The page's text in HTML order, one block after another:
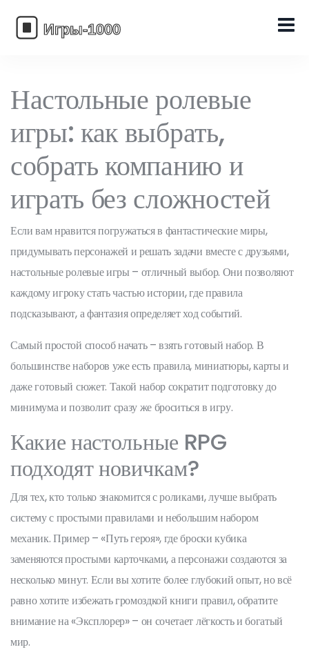
Настольные ролевые
игры: как выбрать,
собрать компанию и
играть без сложностей
Если вам нравится погружаться в фантастические миры,
придумывать персонажей и решать задачи вместе с друзьями,
настольные ролевые игры – отличный выбор. Они позволяют
каждому игроку стать частью истории, где правила
подсказывают, а фантазия определяет ход событий.
Самый простой способ начать – взять готовый набор. В
большинстве наборов уже есть правила, миниатюры, карты и
даже готовый сюжет. Такой набор сократит подготовку до
минимума и позволит сразу же броситься в игру.
Какие настольные RPG
подходят новичкам?
Для тех, кто только знакомится с роликами, лучше выбрать
систему с простыми правилами и небольшим набором
механик. Пример – «Путь героя», где броски кубика
заменяются простыми карточками, а персонажи создаются за
несколько минут. Если вы хотите более глубокий опыт, но всё
равно хотите избежать громоздкой книги правил, обратите
внимание на «Эксплорер» – он сочетает лёгкость и богатый
мир.